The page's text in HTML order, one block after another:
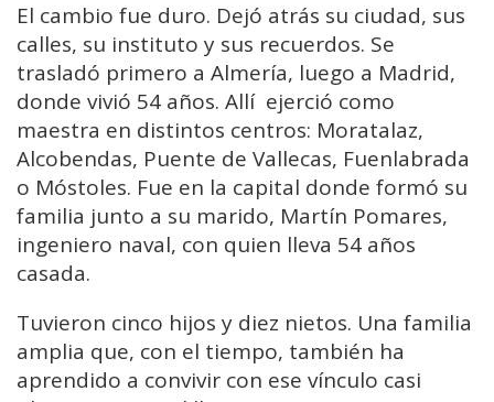
El cambio fue duro. Dejó atrás su ciudad, sus
calles, su instituto y sus recuerdos. Se
trasladó primero a Almería, luego a Madrid,
donde vivió 54 años. Allí ejerció como
maestra en distintos centros: Moratalaz,
Alcobendas, Puente de Vallecas, Fuenlabrada
o Móstoles. Fue en la capital donde formó su
familia junto a su marido, Martín Pomares,
ingeniero naval, con quien lleva 54 años
casada.
Tuvieron cinco hijos y diez nietos. Una familia
amplia que, con el tiempo, también ha
aprendido a convivir con ese vínculo casi